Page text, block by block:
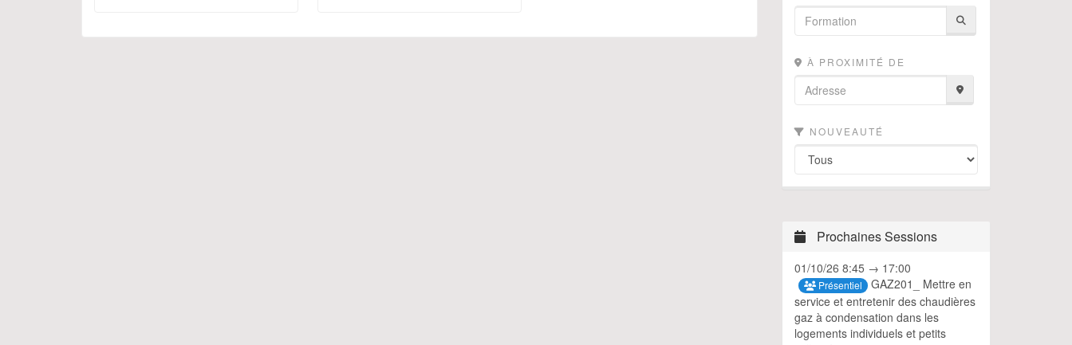
À PROXIMITÉ DE
NOUVEAUTÉ
Prochaines Sessions
01/10/26 8:45 → 17:00
Présentiel
GAZ201_ Mettre en
service et entretenir des chaudières
gaz à condensation dans les
logements individuels et petits